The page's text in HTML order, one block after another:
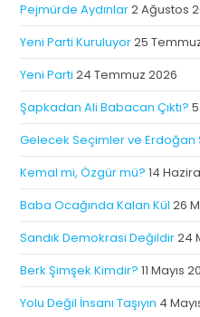
Pejmürde Aydınlar2 Ağustos
Yeni Parti Kuruluyor25
Yeni Parti 24 Temmuz 2026
Şapkadan Ali Babacan Çıktı?
Gelecek Seçimler ve Erdoğan
Kemal mi, Özgür mü? 14
Baba Ocağında Kalan Kül 26
Sandık Demokrasi Değildir24
Berk Şimşek Kimdir? 11 Mayıs
Yolu Değil İnsanı Taşıyın 4